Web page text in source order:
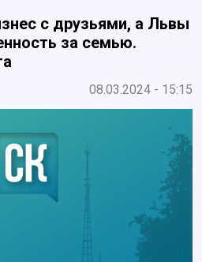
с друзьями, а Львы
за семью.
08.03.2024 - 15:15